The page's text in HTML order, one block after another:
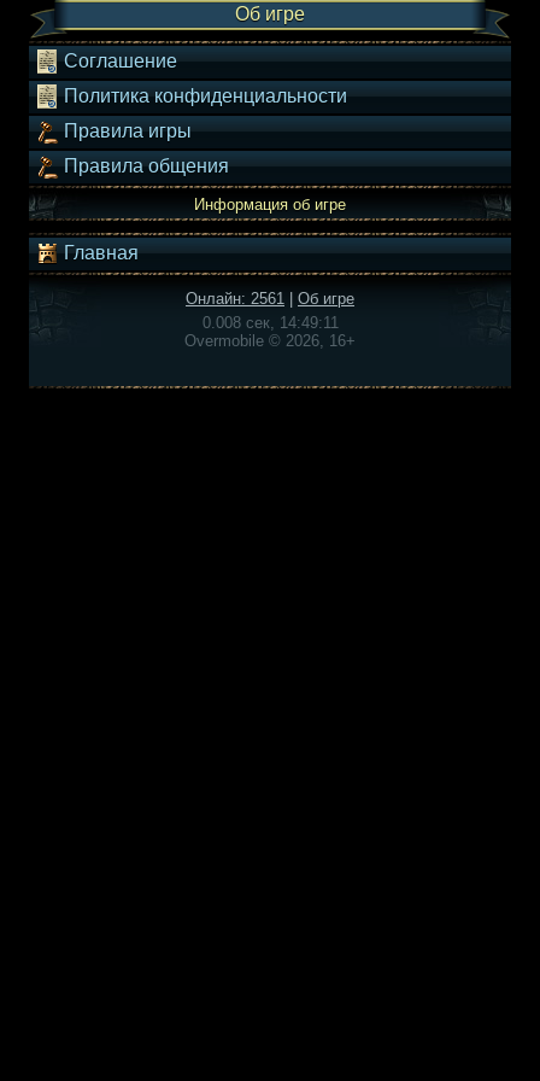
Об игре
Соглашение
Политика конфиденциальности
Правила игры
Правила общения
Информация об игре
Главная
Онлайн: 2561
Об игре
0.008 сек, 14:49:11
Overmobile © 2026, 16+